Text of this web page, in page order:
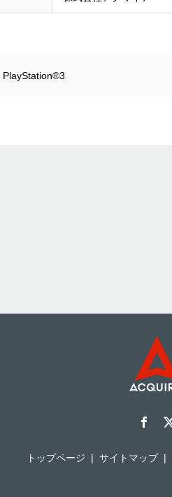
PlayStation®3
トップページ サイトマップ